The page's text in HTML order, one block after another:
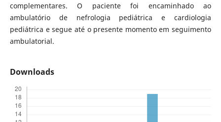
complementares. O paciente foi encaminhado ao
ambulatório de nefrologia pediátrica e cardiologia
pediátrica e segue até o presente momento em seguimento
ambulatorial.
Downloads